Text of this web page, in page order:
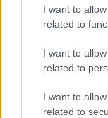
I want to
related to
I want to
related to
I want to
related to
ciclismo italiano
Beatrice Beretta · 4
FUORI PORTA